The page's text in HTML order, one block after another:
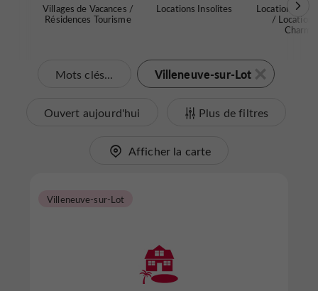
Villages de Vacances /
Résidences Tourisme
Locations Insolites
Locations de
/
Charme
Mots clés... Villeneuve-sur-Lot
Ouvert aujourd'hui Plus de filtres
Afficher la carte
Villeneuve-sur-Lot